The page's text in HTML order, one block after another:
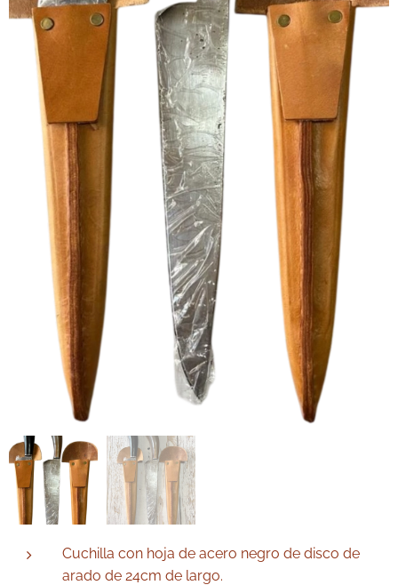
Cuchilla con hoja de acero negro de disco de
arado de 24cm de largo.